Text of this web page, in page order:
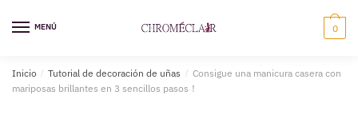
navegación
MENÚ 0
Inicio / Tutorial de decoración de uñas / Consigue una manicura casera con
mariposas brillantes en 3 sencillos pasos！